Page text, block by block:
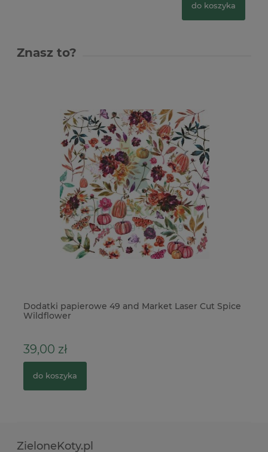
do koszyka
Znasz to?
Dodatki papierowe 49 and Market Laser Cut Spice
Wildflower
39,00 zł
do koszyka
ZieloneKoty.pl